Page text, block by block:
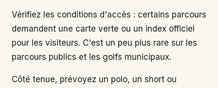
Vérifiez les conditions d'accès : certains parcours
demandent une carte verte ou un index officiel
pour les visiteurs. C'est un peu plus rare sur les
parcours publics et les golfs municipaux.
Côté tenue, prévoyez un polo, un short ou